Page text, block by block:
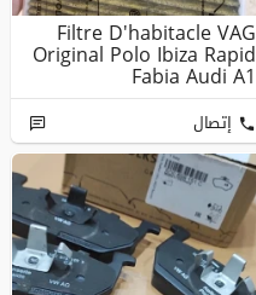
Filtre D'habitacle VAG
Original Polo Ibiza Rapid
Fabia Audi A1
إتصال